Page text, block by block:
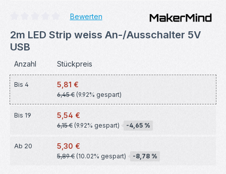
Bewerten
2m LED Strip weiss An-/Ausschalter 5V
USB
Anzahl Stückpreis
Bis 4 5,81 €
6,45 € (9.92% gespart)
Bis 19 5,54 €
6,15 € (9.92% gespart) -4,65 %
Ab 20 5,30 €
5,89 € (10.02% gespart) -8,78 %